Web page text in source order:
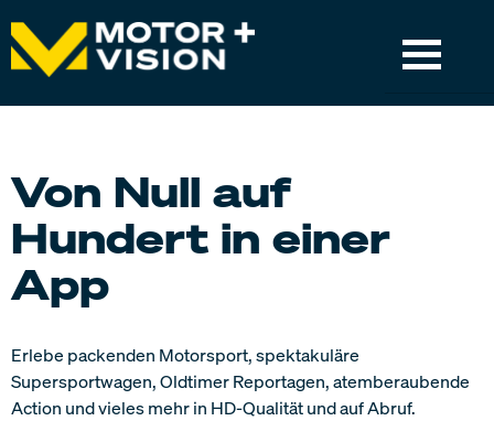
TV-GUIDE
EMPFANG
MOTORSPORT & LIVE-EVENTS
SUPPORT
Von Null auf
Hundert in einer
App
Erlebe packenden Motorsport, spektakuläre
Supersportwagen, Oldtimer Reportagen, atemberaubende
Action und vieles mehr in HD-Qualität und auf Abruf.